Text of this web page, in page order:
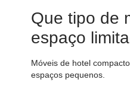
Que tipo de
espaço
Móveis de hotel
espaços pequenos.